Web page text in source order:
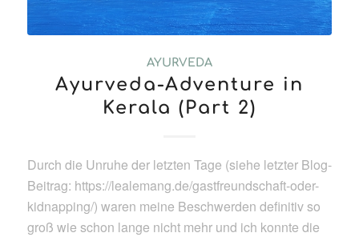
AYURVEDA
Ayurveda-Adventure in
Kerala (Part 2)
Durch die Unruhe der letzten Tage (siehe letzter Blog-
Beitrag: https://lealemang.de/gastfreundschaft-oder-
kidnapping/) waren meine Beschwerden definitiv so
groß wie schon lange nicht mehr und ich konnte die